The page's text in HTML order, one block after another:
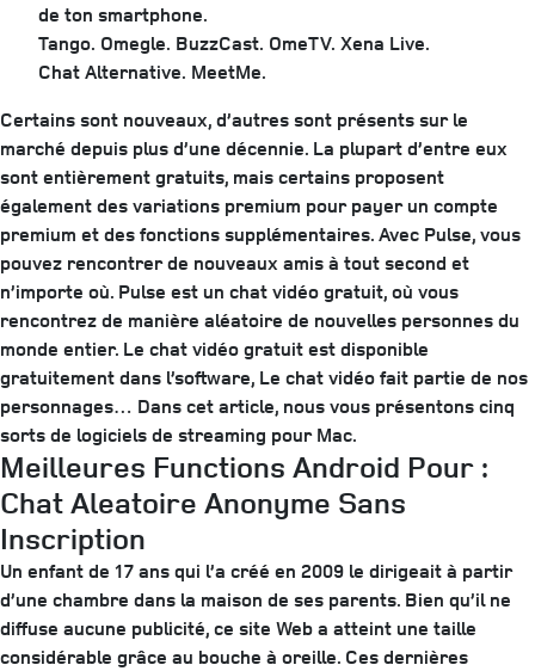
de ton smartphone.
Tango. Omegle. BuzzCast. OmeTV. Xena Live.
Chat Alternative. MeetMe.
Certains sont nouveaux, d’autres sont présents sur le
marché depuis plus d’une décennie. La plupart d’entre eux
sont entièrement gratuits, mais certains proposent
également des variations premium pour payer un compte
premium et des fonctions supplémentaires. Avec Pulse, vous
pouvez rencontrer de nouveaux amis à tout second et
n’importe où. Pulse est un chat vidéo gratuit, où vous
rencontrez de manière aléatoire de nouvelles personnes du
monde entier. Le chat vidéo gratuit est disponible
gratuitement dans l’software, Le chat vidéo fait partie de nos
personnages… Dans cet article, nous vous présentons cinq
sorts de logiciels de streaming pour Mac.
Meilleures Functions Android Pour :
Chat Aleatoire Anonyme Sans
Inscription
Un enfant de 17 ans qui l’a créé en 2009 le dirigeait à partir
d’une chambre dans la maison de ses parents. Bien qu’il ne
diffuse aucune publicité, ce site Web a atteint une taille
considérable grâce au bouche à oreille. Ces dernières